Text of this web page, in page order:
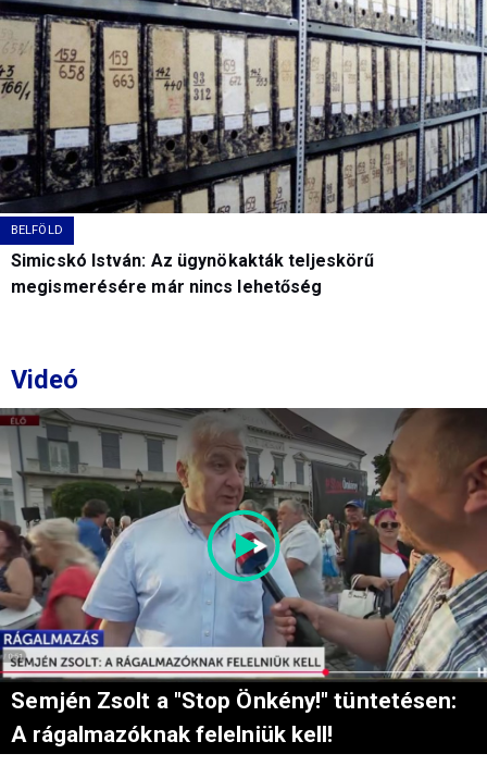
BELFÖLD
Simicskó István: Az ügynökakták teljeskörű
megismerésére már nincs lehetőség
Videó
Semjén Zsolt a "Stop Önkény!" tüntetésen:
A rágalmazóknak felelniük kell!